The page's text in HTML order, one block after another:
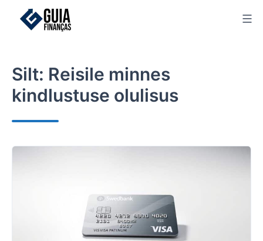
Silt: Reisile minnes
kindlustuse olulisus